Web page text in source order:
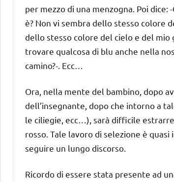
per mezzo di una menzogna. Poi
è? Non vi sembra dello stesso colore
dello stesso colore del cielo e del mio
trovare qualcosa di blu anche nella
camino?-. Ecc…
Ora, nella mente del bambino, dopo
dell’insegnante, dopo che intorno a
le ciliegie, ecc…), sarà difficile
rosso. Tale lavoro di selezione è
seguire un lungo discorso.
Ricordo di essere stata presente ad